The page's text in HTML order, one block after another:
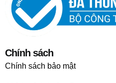
Chính sách
Chính sách bảo mật